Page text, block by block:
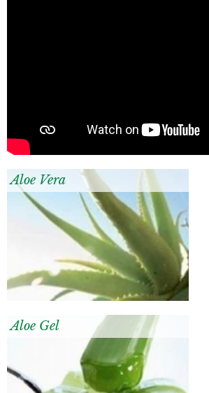
Aloe Vera
Aloe Gel